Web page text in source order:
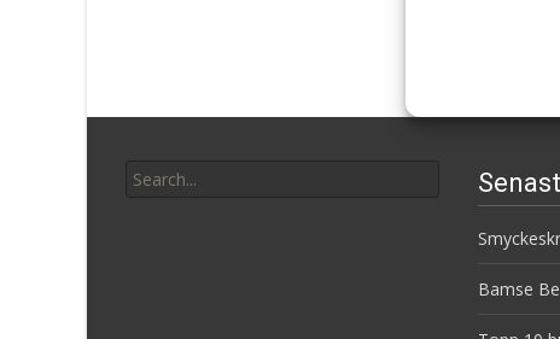
for:
Bamse